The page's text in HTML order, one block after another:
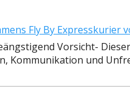
Fly By Expresskurier
Vorsicht-
Kommunikation und